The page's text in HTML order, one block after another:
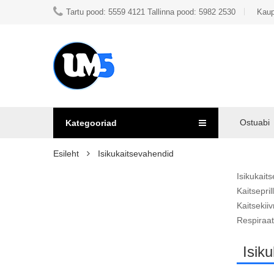
Tartu pood: 5559 4121 Tallinna pood: 5982 2530
Kategooriad Ostuabi
Esileht Isikukaitsevahendid